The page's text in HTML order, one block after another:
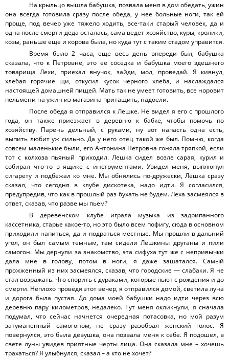
На крыльцо вышла бабушка, позвала меня в дом обедать, ужин
она всегда готовила сразу после обеда, у нее больные ноги, так ей
проще, под вечер уже тяжело ходить, все-таки старый человек, да и
одна после смерти деда осталась, сама ведет хозяйство, куры, кролики,
козы, раньше еще и корова была, но куда тут с таким стадом управится.
Время было 2 часа, еще весь день впереди был, бабушка
сказала, что к Петровне, это ее соседка и бабушка моего здешнего
товарища Лехи, приехал внучок, зайди, мол, проведай. Я кивнул,
хлебая горячие щи, откусил кусок черного хлеба, и наслаждался
настоящей домашней пищей. Мать так не умеет готовить, все норовит
пельмени на ужин из магазина притащить, надоели.
После обеда я отправился к Лешке. Не видел я его с прошлого
года, он также приезжает в деревню к бабке, чтобы помочь по
хозяйству. Парень дельный, с руками, ну вот напасть одна есть,
выпить любит уж сильно. Да у него отец такой же был. Помню, когда
совсем маленькие были, его Антонина Петровна гоняла тряпкой, если
тот с колхоза пьяный приходил. Лешка сидел возле сарая, курил и
собирал что-то в ящике с инструментами. Увидел меня, выплюнул
сигарету и подбежал ко мне. Мы обнялись по-дружески, Лешка сразу
сказал, что сегодня в клубе дискотека, надо идти. Я согласился,
предупредив, что как в прошлый раз бухать не будем. Леха засмеялся в
ответ, сказав, что разве мы пьем?
В деревенском клубе играла музыка из задрипанного
кассетника, старье какое-то, но это было всем пофигу, сюда в основном
приходили напиться, да и подраться местные. Мы прошли в дальний
угол, он был самым темным, там сидели Лешкины друганы и пили
самогон. Мы дернули за знакомство, эта сифуха тут же с непривычки
дала мне в голову, потом в ноги, я даже зашатался. Самый
прожженный из них засмеялся, сказав, что городские — слабаки. Я не
стал возражать. Что спорить с дураками, которые пьют с рождения и до
смерти. Неплохо проведя этот вечер, я отправился домой, светила луна
и дорога была пустая. До дома моей бабушки надо идти через всю
деревню пару километров, недалеко. Тут меня окликнули, я сначала
подумал, что сейчас начнется очередная потасовка, но мой разум
затуманенный самогоном, не сразу разобрал женский голос. Я
повернулся, это была девушка, она позвала меня к себе. Я подошел, в
свете луны увидев приятные черты лица. Она сказала мне – хочешь
трахаться? Я улыбнулся, сказал – а кто не хочет?